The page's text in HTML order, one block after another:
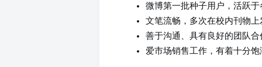
微博第一批种子用户，活跃
文笔流畅，多次在校内刊物
善于沟通、具有良好的团队
爱市场销售工作，有着十分